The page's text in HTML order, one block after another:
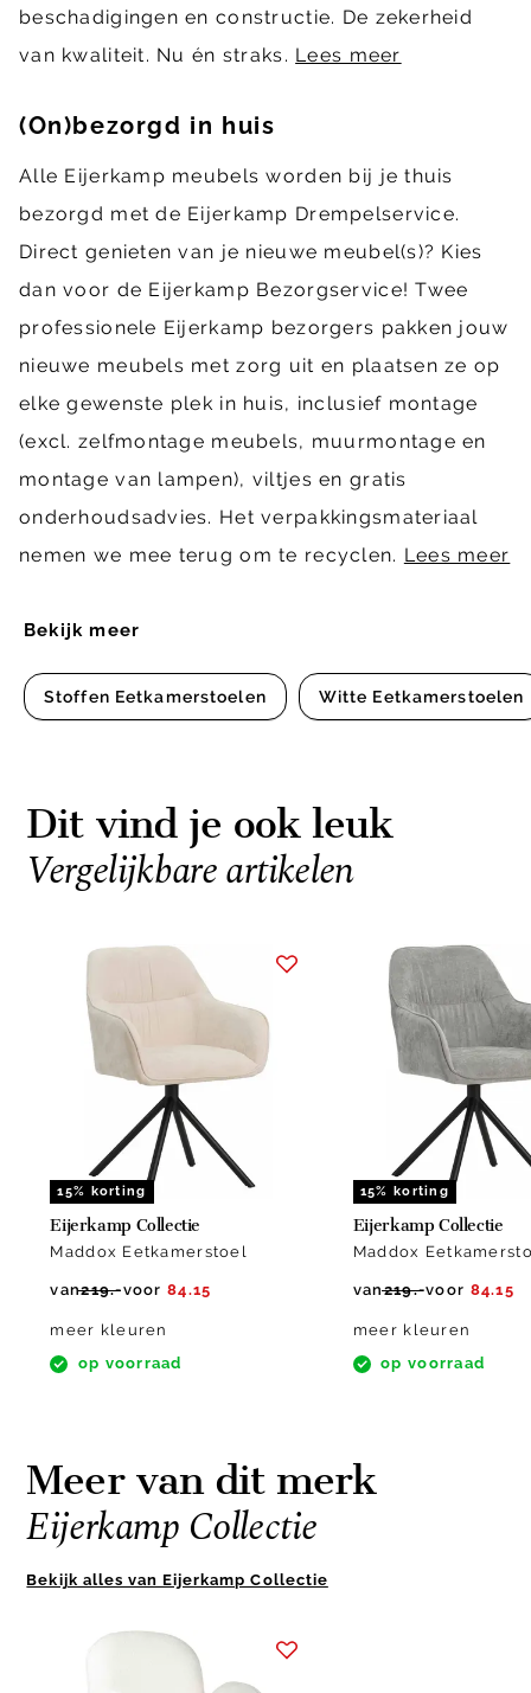
Bekijk meer
Stoffen Eetkamerstoelen Witte Eetkamerstoelen
beschadigingen en constructie. De zekerheid
van kwaliteit. Nu én straks. Lees meer
(On)bezorgd in huis
Alle Eijerkamp meubels worden bij je thuis
bezorgd met de Eijerkamp Drempelservice.
Direct genieten van je nieuwe meubel(s)? Kies
dan voor de Eijerkamp Bezorgservice! Twee
professionele Eijerkamp bezorgers pakken jouw
nieuwe meubels met zorg uit en plaatsen ze op
elke gewenste plek in huis, inclusief montage
(excl. zelfmontage meubels, muurmontage en
montage van lampen), viltjes en gratis
onderhoudsadvies. Het verpakkingsmateriaal
nemen we mee terug om te recyclen. Lees meer
Dit vind je ook leuk
Vergelijkbare artikelen
15% korting
Eijerkamp Collectie
Maddox Eetkamerstoel
van219.-voor 84.15
meer kleuren
op voorraad
15% korting
Eijerkamp Collectie
Maddox
van219.-voor 84.15
meer kleuren
op voorraad
Meer van dit merk
Eijerkamp Collectie
Bekijk alles van Eijerkamp Collectie